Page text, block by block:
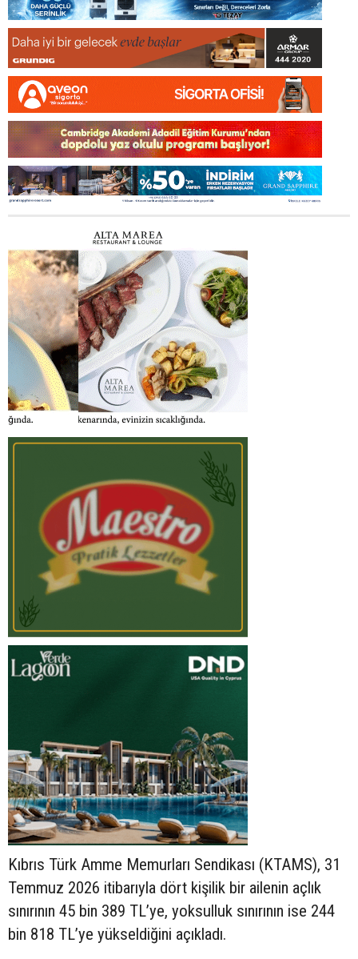
Kıbrıs Türk Amme Memurları Sendikası (KTAMS), 31
Temmuz 2026 itibarıyla dört kişilik bir ailenin açlık
sınırının 45 bin 389 TL’ye, yoksulluk sınırının ise 244
bin 818 TL’ye yükseldiğini açıkladı.